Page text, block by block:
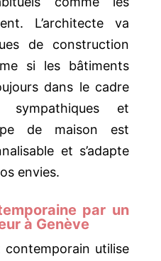
L’architecte va
de construction
si les bâtiments
dans le cadre
sympathiques et
de maison est
et s’adapte
envies.
par un
à Genève
utilise